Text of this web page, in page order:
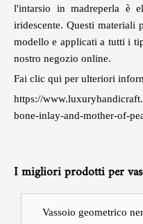
l'intarsio in madreperla è
iridescente. Questi materiali
modello e applicati a tutti i
nostro negozio online.
Fai clic qui per ulteriori
https://
bone-inlay-and-mother-of-
I migliori prodotti per
Vassoio geometrico